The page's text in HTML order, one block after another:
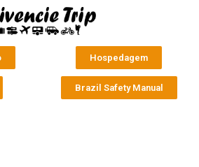
Hospedagem
Brazil Safety Manual